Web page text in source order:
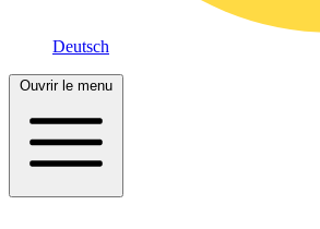
Deutsch
Ouvrir le menu